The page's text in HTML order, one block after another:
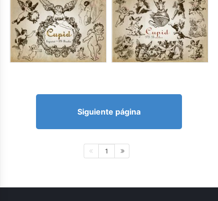
Siguiente página
1